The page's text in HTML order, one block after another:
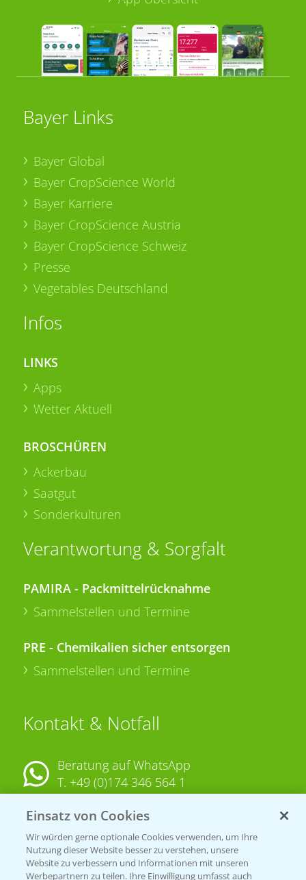
Bayer Links
Bayer Global
Bayer CropScience World
Bayer Karriere
Bayer CropScience Austria
Bayer CropScience Schweiz
Presse
Vegetables Deutschland
Infos
LINKS
Apps
Wetter Aktuell
BROSCHÜREN
Ackerbau
Saatgut
Sonderkulturen
Verantwortung & Sorgfalt
PAMIRA - Packmittelrücknahme
Sammelstellen und Termine
PRE - Chemikalien sicher entsorgen
Sammelstellen und Termine
Kontakt & Notfall
Beratung auf WhatsApp
T. +49 (0)174 346 564 1
KONTAKT
Hilfe in Notfällen
Einsatz von Cookies
Wir würden gerne optionale Cookies verwenden, um Ihre
Nutzung dieser Website besser zu verstehen, unsere
Website zu verbessern und Informationen mit unseren
Werbepartnern zu teilen. Ihre Einwilligung umfasst auch